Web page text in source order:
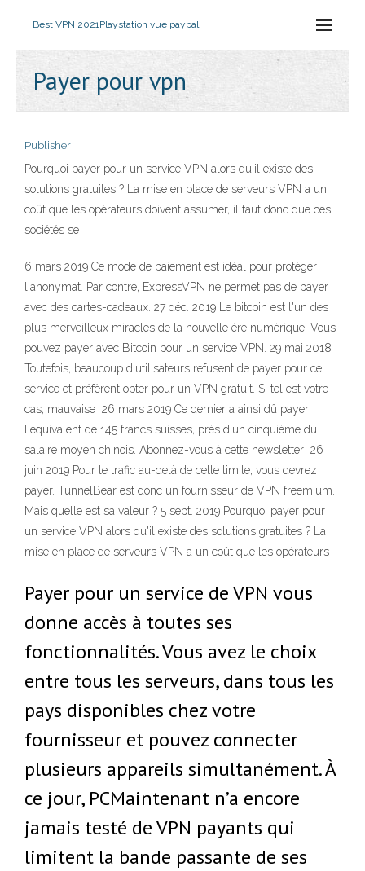
Best VPN 2021Playstation vue paypal
Payer pour vpn
Publisher
Pourquoi payer pour un service VPN alors qu'il existe des
solutions gratuites ? La mise en place de serveurs VPN a un
coût que les opérateurs doivent assumer, il faut donc que ces
sociétés se
6 mars 2019 Ce mode de paiement est idéal pour protéger
l'anonymat. Par contre, ExpressVPN ne permet pas de payer
avec des cartes-cadeaux. 27 déc. 2019 Le bitcoin est l'un des
plus merveilleux miracles de la nouvelle ère numérique. Vous
pouvez payer avec Bitcoin pour un service VPN. 29 mai 2018
Toutefois, beaucoup d'utilisateurs refusent de payer pour ce
service et préfèrent opter pour un VPN gratuit. Si tel est votre
cas, mauvaise 26 mars 2019 Ce dernier a ainsi dû payer
l'équivalent de 145 francs suisses, près d'un cinquième du
salaire moyen chinois. Abonnez-vous à cette newsletter 26
juin 2019 Pour le trafic au-delà de cette limite, vous devrez
payer. TunnelBear est donc un fournisseur de VPN freemium.
Mais quelle est sa valeur ? 5 sept. 2019 Pourquoi payer pour
un service VPN alors qu'il existe des solutions gratuites ? La
mise en place de serveurs VPN a un coût que les opérateurs
Payer pour un service de VPN vous
donne accès à toutes ses
fonctionnalités. Vous avez le choix
entre tous les serveurs, dans tous les
pays disponibles chez votre
fournisseur et pouvez connecter
plusieurs appareils simultanément. À
ce jour, PCMaintenant n’a encore
jamais testé de VPN payants qui
limitent la bande passante de ses